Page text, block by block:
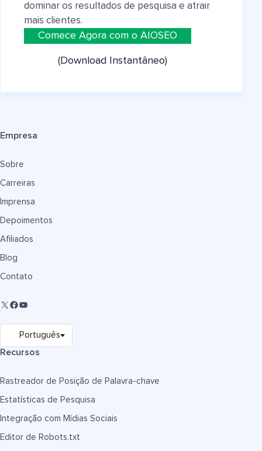
dominar os resultados de pesquisa e atrair
mais clientes.
Comece Agora com o AIOSEO
(Download Instantâneo)
Empresa
Sobre
Carreiras
Imprensa
Depoimentos
Afiliados
Blog
Contato
Recursos
Rastreador de Posição de Palavra-chave
Estatísticas de Pesquisa
Integração com Mídias Sociais
Editor de Robots.txt